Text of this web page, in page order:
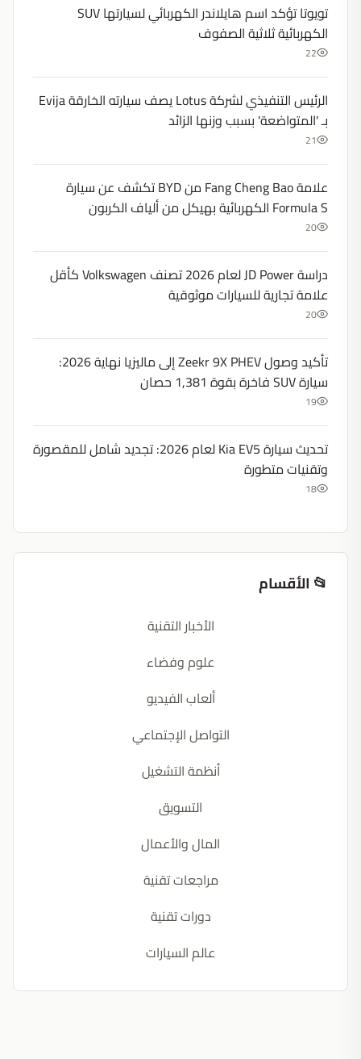
تويوتا تؤكد اسم هايلاندر الكهربائي لسيارتها SUV
الكهربائية ثلاثية الصفوف
22
الرئيس التنفيذي لشركة Lotus يصف سيارته الخارقة Evija
بـ 'المتواضعة' بسبب وزنها الزائد
21
علامة Fang Cheng Bao من BYD تكشف عن سيارة
Formula S الكهربائية بهيكل من ألياف الكربون
20
دراسة JD Power لعام 2026 تصنف Volkswagen كأقل
علامة تجارية للسيارات موثوقية
20
تأكيد وصول Zeekr 9X PHEV إلى ماليزيا نهاية 2026:
سيارة SUV فاخرة بقوة 1,381 حصان
19
تحديث سيارة Kia EV5 لعام 2026: تجديد شامل للمقصورة
وتقنيات متطورة
18
📂 الأقسام
الأخبار التقنية
علوم وفضاء
ألعاب الفيديو
التواصل الإجتماعي
أنظمة التشغيل
التسويق
المال والأعمال
مراجعات تقنية
دورات تقنية
عالم السيارات